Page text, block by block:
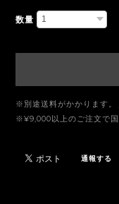
数量
※別途送料がかかります。
※¥9,000以上のご注文で国
通報する